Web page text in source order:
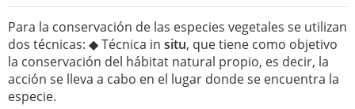
Para la conservación de las especies vegetales se utilizan
dos técnicas: ◆ Técnica in situ, que tiene como objetivo
la conservación del hábitat natural propio, es decir, la
acción se lleva a cabo en el lugar donde se encuentra la
especie.